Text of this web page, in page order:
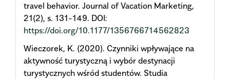
travel behavior. Journal of Vacation Marketing,
21(2), s. 131-149. DOI:
https://doi.org/10.1177/1356766714562823
Wieczorek, K. (2020). Czynniki wpływające na
aktywność turystyczną i wybór destynacji
turystycznych wśród studentów. Studia